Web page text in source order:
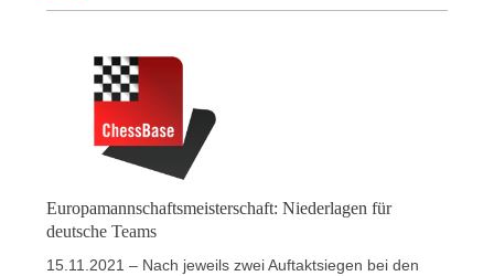
Europamannschaftsmeisterschaft: Niederlagen für
deutsche Teams
15.11.2021 – Nach jeweils zwei Auftaktsiegen bei den